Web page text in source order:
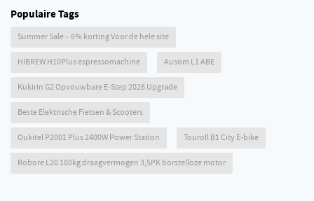
Populaire Tags
Summer Sale – 6% korting Voor de hele site
HIBREW H10Plus espressomachine Ausom L1 ABE
Kukirin G2 Opvouwbare E-Step 2026 Upgrade
Beste Elektrische Fietsen & Scooters
Oukitel P2001 Plus 2400W Power Station Touroll B1 City E-bike
Robore L20 180kg draagvermogen 3,5PK borstelloze motor